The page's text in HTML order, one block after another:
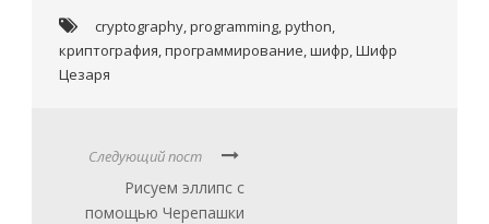
cryptography,programming,python,
криптография,программирование,шифр,Шифр
Цезаря
Следующий пост
Рисуем эллипс с
помощью Черепашки